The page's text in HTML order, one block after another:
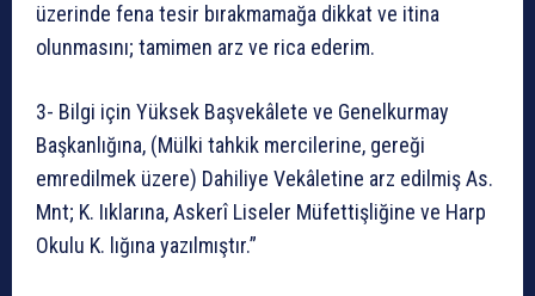
üzerinde fena tesir bırakmamağa dikkat ve itina
olunmasını; tamimen arz ve rica ederim.
3- Bilgi için Yüksek Başvekâlete ve Genelkurmay
Başkanlığına, (Mülki tahkik mercilerine, gereği
emredilmek üzere) Dahiliye Vekâletine arz edilmiş As.
Mnt; K. Iıklarına, Askerî Liseler Müfettişliğine ve Harp
Okulu K. lığına yazılmıştır.”